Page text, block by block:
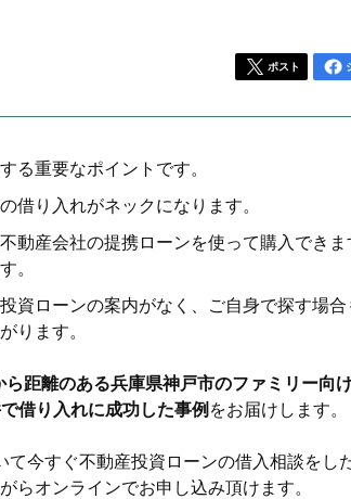
ポスト
る重要なポイントです。
借り入れがネックになります。
動産会社の提携ローンを使って購入できま
。
資ローンの案内がなく、ご自身で探す場合
ります。
ら距離のある兵庫県神戸市のファミリー向
借り入れに成功した事例 をお届けします。
今すぐ不動産投資ローンの借入相談をし
らオンラインでお申し込み頂けます。